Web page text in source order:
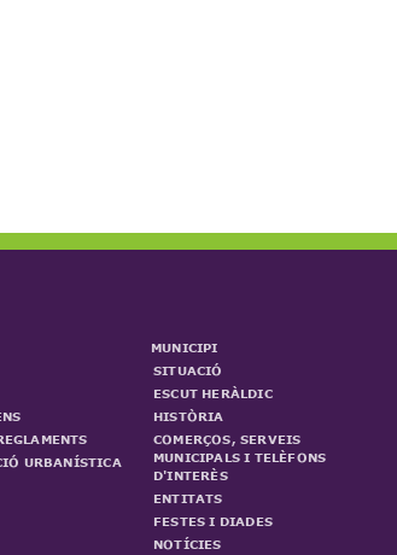
URBANÍSTICA
MUNICIPI
SITUACIÓ
ESCUT HERÀLDIC
HISTÒRIA
COMERÇOS, SERVEIS
MUNICIPALS I TELÈFONS
D'INTERÈS
ENTITATS
FESTES I DIADES
NOTÍCIES